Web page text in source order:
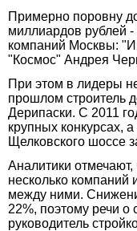
Примерно поровну
миллиардов рублей
компаний Москвы:
"Космос" Андрея
При этом в лидеры
прошлом строитель
Дерипаски. С 2011
крупных конкурсах,
Щелковского шоссе
Аналитики
несколько компаний
между ними.
22%, поэтому речи о
руководитель